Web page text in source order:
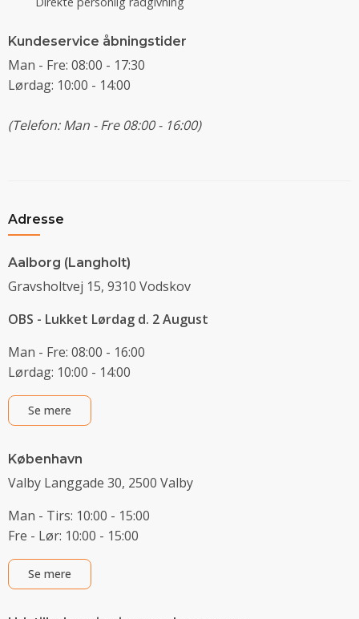
Kundeservice åbningstider
Man - Fre: 08:00 - 17:30
Lørdag: 10:00 - 14:00
(Telefon: Man - Fre 08:00 - 16:00)
Adresse
Aalborg (Langholt)
Gravsholtvej 15, 9310 Vodskov
OBS - Lukket Lørdag d. 2 August
Man - Fre: 08:00 - 16:00
Lørdag: 10:00 - 14:00
Se mere
København
Valby Langgade 30, 2500 Valby
Man - Tirs: 10:00 - 15:00
Fre - Lør: 10:00 - 15:00
Se mere